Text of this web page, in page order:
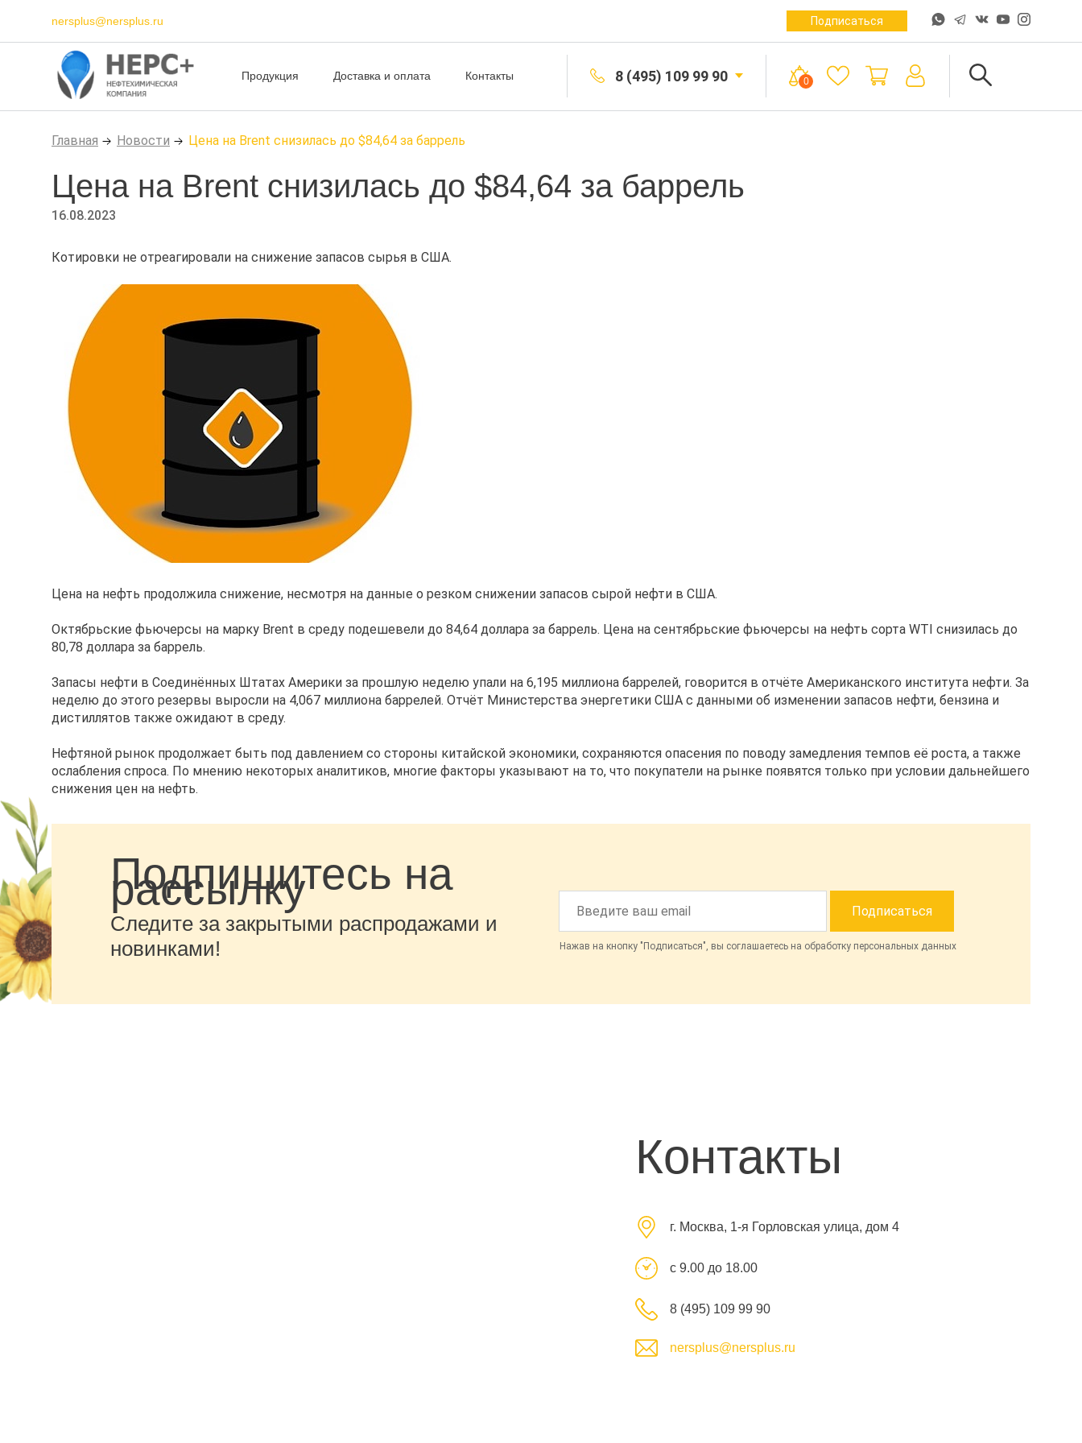
nersplus@nersplus.ru Подписаться
Продукция Доставка и оплата Контакты 8 (495) 109 99 90 0
Главная Новости Цена на Brent снизилась до $84,64 за баррель
Цена на Brent снизилась до $84,64 за баррель
16.08.2023
Котировки не отреагировали на снижение запасов сырья в США.
Цена на нефть продолжила снижение, несмотря на данные о резком снижении запасов сырой нефти в США.
Октябрьские фьючерсы на марку Brent в среду подешевели до 84,64 доллара за баррель. Цена на сентябрьские фьючерсы на нефть сорта WTI снизилась до
80,78 доллара за баррель.
Запасы нефти в Соединённых Штатах Америки за прошлую неделю упали на 6,195 миллиона баррелей, говорится в отчёте Американского института нефти. За
неделю до этого резервы выросли на 4,067 миллиона баррелей. Отчёт Министерства энергетики США с данными об изменении запасов нефти, бензина и
дистиллятов также ожидают в среду.
Нефтяной рынок продолжает быть под давлением со стороны китайской экономики, сохраняются опасения по поводу замедления темпов её роста, а также
ослабления спроса. По мнению некоторых аналитиков, многие факторы указывают на то, что покупатели на рынке появятся только при условии дальнейшего
снижения цен на нефть.
Подпишитесь на
рассылку
Следите за закрытыми распродажами и
новинками!
Нажав на кнопку "Подписаться", вы соглашаетесь на обработку персональных данных
Контакты
г. Москва, 1-я Горловская улица, дом 4
с 9.00 до 18.00
8 (495) 109 99 90
nersplus@nersplus.ru